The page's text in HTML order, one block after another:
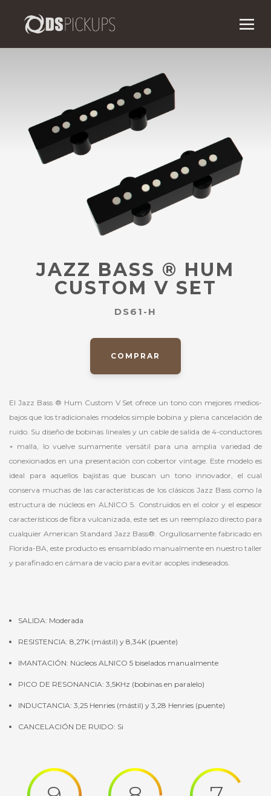
JAZZ BASS ® HUM
CUSTOM V SET
DS61-H
COMPRAR
El Jazz Bass ® Hum Custom V Set ofrece un tono con mejores medios-
bajos que los tradicionales modelos simple bobina y plena cancelación de
ruido. Su diseño de bobinas lineales y un cable de salida de 4-conductores
+ malla, lo vuelve sumamente versátil para una amplia variedad de
conexionados en una presentación con cobertor vintage. Este modelo es
ideal para aquellos bajistas que buscan un tono innovador, el cual
conserva muchas de las características de los clásicos Jazz Bass como la
estructura de núcleos en ALNICO 5. Construidos en el color y el espesor
característicos de fibra vulcanizada, este set es un reemplazo directo para
cualquier American Standard Jazz Bass®. Orgullosamente fabricado en
Florida-BA, este producto es ensamblado manualmente en nuestro taller
y parafinado en cámara de vacío para evitar acoples indeseados.
SALIDA: Moderada
RESISTENCIA: 8,27K (mástil) y 8,34K (puente)
IMANTACIÓN: Núcleos ALNICO 5 biselados manualmente
PICO DE RESONANCIA: 3,5KHz (bobinas en paralelo)
INDUCTANCIA: 3,25 Henries (mástil) y 3,28 Henries (puente)
CANCELACIÓN DE RUIDO: Si